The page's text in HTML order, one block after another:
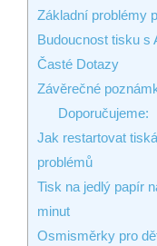
Základní problémy
Budoucnost tisku s
Časté Dotazy
Závěrečné
Doporučujeme:
Jak restartovat
problémů
Tisk na jedlý papír
minut
Osmisměrky pro